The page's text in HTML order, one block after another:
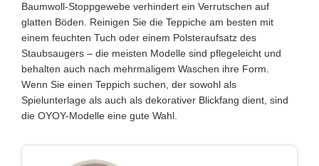
Baumwoll-Stoppgewebe verhindert ein Verrutschen auf
glatten Böden. Reinigen Sie die Teppiche am besten mit
einem feuchten Tuch oder einem Polsteraufsatz des
Staubsaugers – die meisten Modelle sind pflegeleicht und
behalten auch nach mehrmaligem Waschen ihre Form.
Wenn Sie einen Teppich suchen, der sowohl als
Spielunterlage als auch als dekorativer Blickfang dient, sind
die OYOY-Modelle eine gute Wahl.